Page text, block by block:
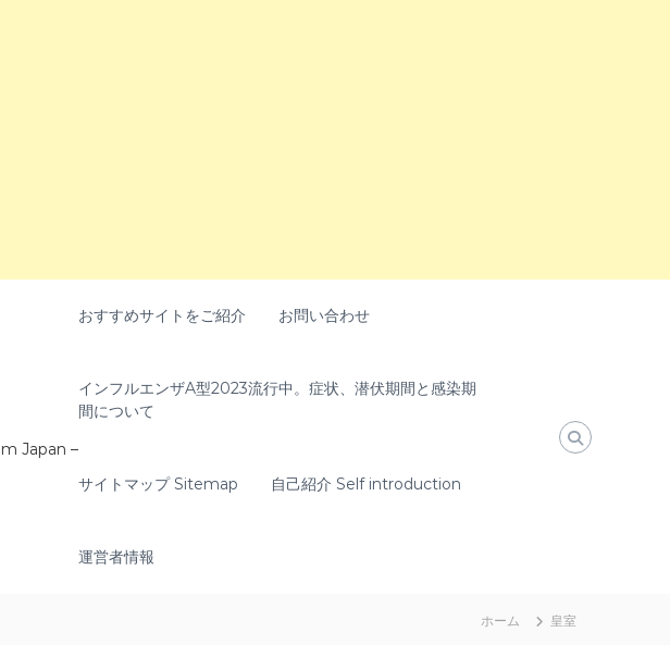
Japan –
おすすめサイトをご紹介 お問い合わせ
インフルエンザA型2023流行中。症状、潜伏期間と感染期
間について
サイトマップ Sitemap 自己紹介 Self introduction
運営者情報
ホーム 皇室